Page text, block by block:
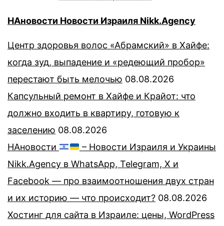
НАновости Новости Израиля Nikk.Agency
Центр здоровья волос «Абрaмский» в Хайфе:
когда зуд, выпадение и «редеющий пробор»
перестают быть мелочью 08.08.2026
Капсульный ремонт в Хайфе и Крайот: что
должно входить в квартиру, готовую к
заселению 08.08.2026
НАновости
– Новости Израиля и Украины
Nikk.Agency в WhatsApp, Telegram, X и
Facebook — про взаимоотношения двух стран
и их историю — что происходит? 08.08.2026
Хостинг для сайта в Израиле: цены, WordPress